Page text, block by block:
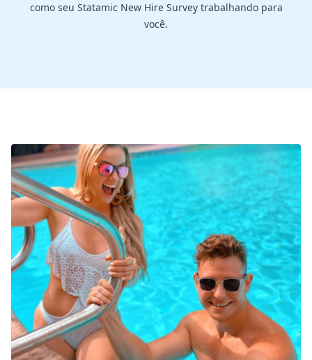
como seu Statamic New Hire Survey trabalhando para
você.